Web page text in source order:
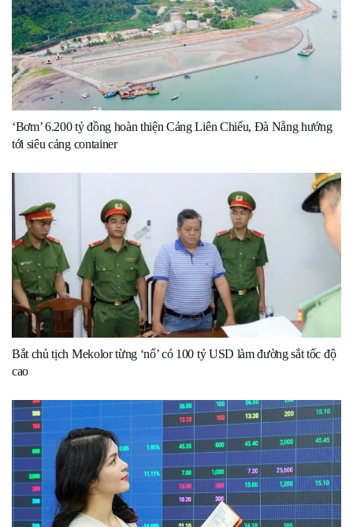
‘Bơm’ 6.200 tỷ đồng hoàn thiện Cảng Liên Chiểu, Đà Nẵng hướng
tới siêu cảng container
Bắt chủ tịch Mekolor từng ‘nổ’ có 100 tỷ USD làm đường sắt tốc độ
cao